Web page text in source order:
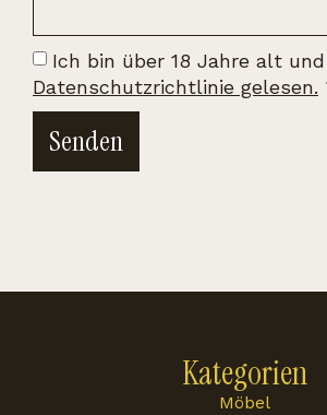
Ich bin über 18 Jahre alt
Datenschutzrichtlinie gelesen.
Senden
Kategorien
Möbel